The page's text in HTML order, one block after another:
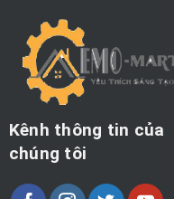
Kênh thông tin của
chúng tôi